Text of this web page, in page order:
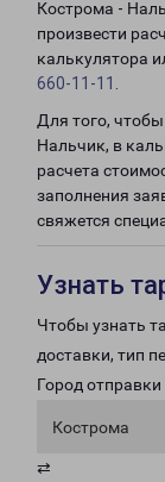
Кострома -
произвести
калькулятора
660-11-11
Для того,
Нальчик, в
расчета
заполнения
свяжется
Узнать
Чтобы узнать
доставки, тип
Город отправки
Кострома
⇄